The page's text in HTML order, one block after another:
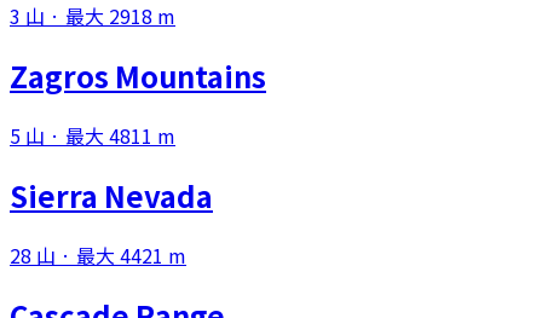
3 山 · 最大 2918 m
Zagros Mountains
5 山 · 最大 4811 m
Sierra Nevada
28 山 · 最大 4421 m